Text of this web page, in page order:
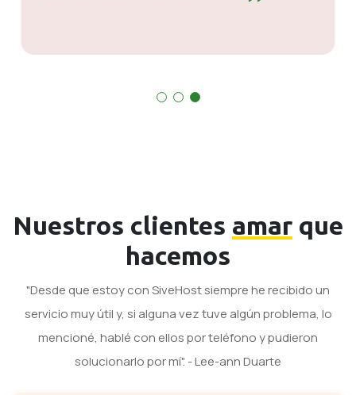
Nuestros clientes amar que
hacemos
"Desde que estoy con SiveHost siempre he recibido un
servicio muy útil y, si alguna vez tuve algún problema, lo
mencioné, hablé con ellos por teléfono y pudieron
solucionarlo por mí". - Lee-ann Duarte